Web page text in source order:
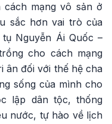
cách mạng vô sản ở
sắc hơn vai trò của
Nguyễn Ái Quốc –
cho cách mạng
ân đối với thế hệ cha
sống của mình cho
lập dân tộc, thống
nước, tự hào về lịch